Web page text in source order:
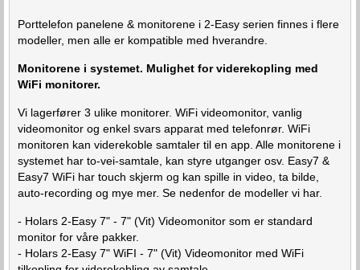
Porttelefon panelene & monitorene i 2-Easy serien finnes i flere
modeller, men alle er kompatible med hverandre.
Monitorene i systemet. Mulighet for viderekopling med
WiFi monitorer.
Vi lagerfører 3 ulike monitorer. WiFi videomonitor, vanlig
videomonitor og enkel svars apparat med telefonrør. WiFi
monitoren kan viderekoble samtaler til en app. Alle monitorene i
systemet har to-vei-samtale, kan styre utganger osv. Easy7 &
Easy7 WiFi har touch skjerm og kan spille in video, ta bilde,
auto-recording og mye mer. Se nedenfor de modeller vi har.
- Holars 2-Easy 7" - 7" (Vit) Videomonitor som er standard
monitor for våre pakker.
- Holars 2-Easy 7" WiFI - 7" (Vit) Videomonitor med WiFi